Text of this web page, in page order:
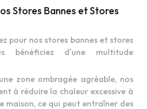
Stores Bannes et Stores
pour nos stores bannes et stores
bénéficiez d'une multitude
zone ombragée agréable, nos
à réduire la chaleur excessive à
maison, ce qui peut entraîner des